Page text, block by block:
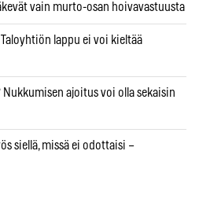
vain murto-osan hoivavastuusta
lappu ei voi kieltää
ajoitus voi olla sekaisin
siellä, missä ei odottaisi –